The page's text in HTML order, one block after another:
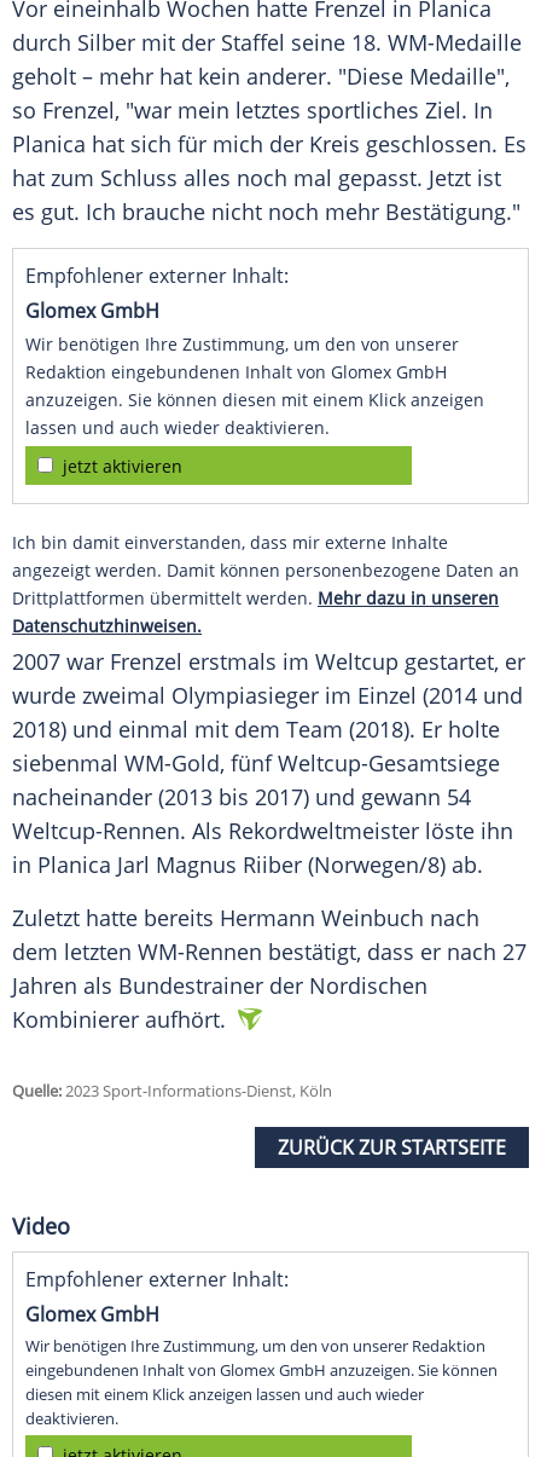
Vor eineinhalb Wochen hatte Frenzel in Planica
durch Silber mit der Staffel seine 18. WM-Medaille
geholt – mehr hat kein anderer. "Diese Medaille",
so Frenzel, "war mein letztes sportliches Ziel. In
Planica hat sich für mich der Kreis geschlossen. Es
hat zum Schluss alles noch mal gepasst. Jetzt ist
es gut. Ich brauche nicht noch mehr Bestätigung."
Empfohlener externer Inhalt:
Glomex GmbH
Wir benötigen Ihre Zustimmung, um den von unserer
Redaktion eingebundenen Inhalt von Glomex GmbH
anzuzeigen. Sie können diesen mit einem Klick anzeigen
lassen und auch wieder deaktivieren.
jetzt aktivieren
Ich bin damit einverstanden, dass mir externe Inhalte
angezeigt werden. Damit können personenbezogene Daten an
Drittplattformen übermittelt werden. Mehr dazu in unseren
Datenschutzhinweisen.
2007 war Frenzel erstmals im Weltcup gestartet, er
wurde zweimal Olympiasieger im Einzel (2014 und
2018) und einmal mit dem Team (2018). Er holte
siebenmal WM-Gold, fünf Weltcup-Gesamtsiege
nacheinander (2013 bis 2017) und gewann 54
Weltcup-Rennen. Als Rekordweltmeister löste ihn
in Planica Jarl Magnus Riiber (Norwegen/8) ab.
Zuletzt hatte bereits Hermann Weinbuch nach
dem letzten WM-Rennen bestätigt, dass er nach 27
Jahren als Bundestrainer der Nordischen
Kombinierer aufhört.
Quelle:2023 Sport-Informations-Dienst, Köln
ZURÜCK ZUR STARTSEITE
Video
Empfohlener externer Inhalt:
Glomex GmbH
Wir benötigen Ihre Zustimmung, um den von unserer Redaktion
eingebundenen Inhalt von Glomex GmbH anzuzeigen. Sie können
diesen mit einem Klick anzeigen lassen und auch wieder
deaktivieren.